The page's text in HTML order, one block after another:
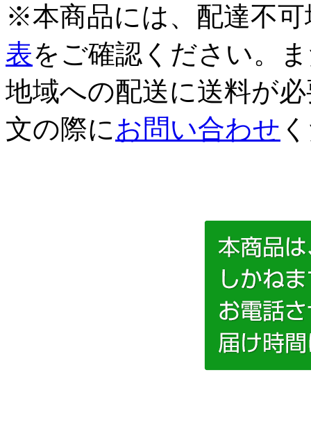
※本商品には、配達不
表をご確認ください。
地域への配送に送料が
文の際に お問い合わせ